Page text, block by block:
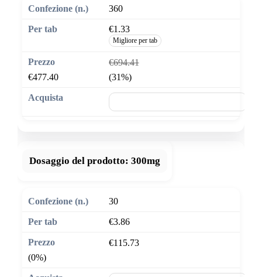
360
€1.33
Migliore per tab
€694.41
€477.40
(31%)
Dosaggio del prodotto: 300mg
30
€3.86
€115.73
(0%)